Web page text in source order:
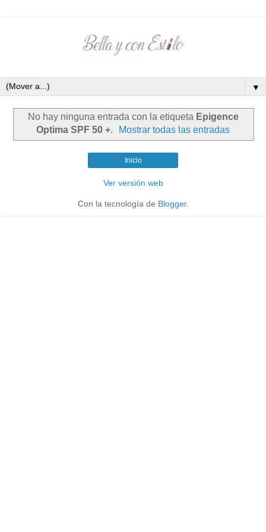
▼
No hay ninguna entrada con la etiqueta Epigence
Optima SPF 50 +. Mostrar todas las entradas
Inicio
Ver versión web
Con la tecnología de Blogger.